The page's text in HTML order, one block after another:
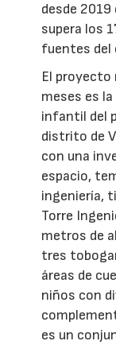
desde
supera los
fuentes del
El proyecto
meses es
infantil del
distrito de
con una
espacio,
ingeniería,
Torre
metros de
tres
áreas de
niños con
es un